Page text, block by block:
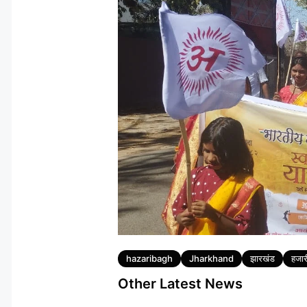
Tags
hazaribagh Jharkhand झारखंड
Other Latest News